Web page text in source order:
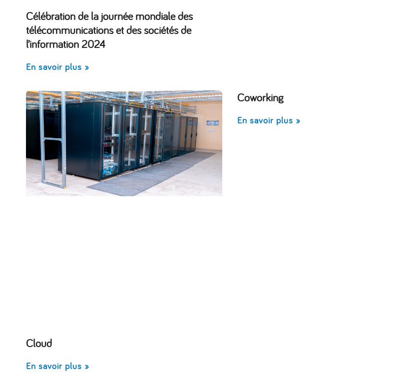
Célébration de la journée mondiale des
télécommunications et des sociétés de
l’information 2024
En savoir plus »
Cloud
En savoir plus »
Coworking
En savoir plus »